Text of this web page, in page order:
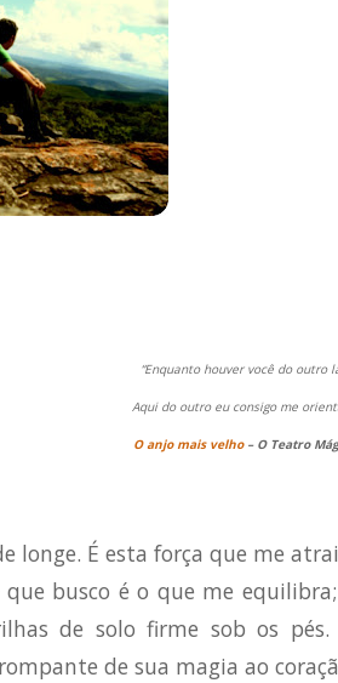
“Enquanto houver você do outro
Aqui do outro eu consigo me
O anjo mais velho– O Teatro
longe. É esta força que me
busco é o que me
de solo firme sob os pés.
de sua magia ao